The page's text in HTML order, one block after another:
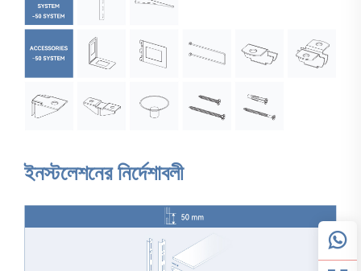
ইনস্টলেশনের নির্দেশাবলী